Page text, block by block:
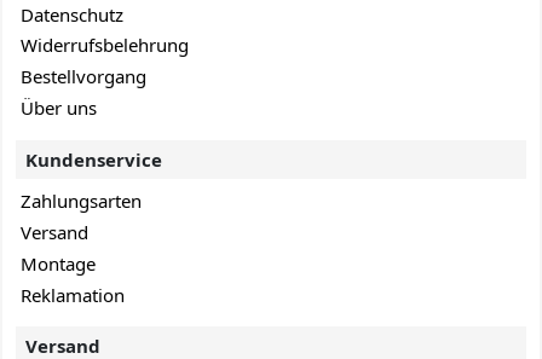
Datenschutz
Widerrufsbelehrung
Bestellvorgang
Über uns
Kundenservice
Zahlungsarten
Versand
Montage
Reklamation
Versand